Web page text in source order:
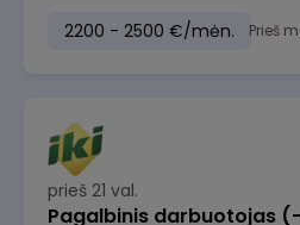
2200 - 2500 €/mėn. Prieš
prieš 21 val.
Pagalbinis darbuotojas